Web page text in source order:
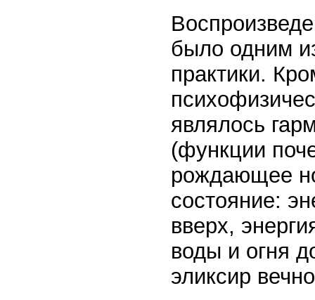
было одним
практики.
являлось
(функции
рождающее
состояние:
вверх,
воды и огня
эликсир